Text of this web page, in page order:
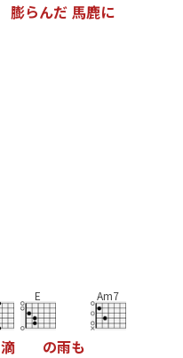
膨らんだ 馬鹿に
滴
E
の雨も
Am7